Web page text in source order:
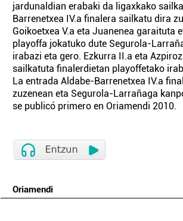
jardunaldian erabaki da ligaxkako
Barrenetxea IV.a finalera sailkatu dira
Goikoetxea V.a eta Juanenea garaituta
playoffa jokatuko dute Segurola-
irabazi eta gero. Ezkurra II.a eta
sailkatuta finalerdietan playoffetako
La entrada Aldabe-Barrenetxea IV.a
zuzenean eta Segurola-Larrañaga
se publicó primero en Oriamendi 2010.
Oriamendi